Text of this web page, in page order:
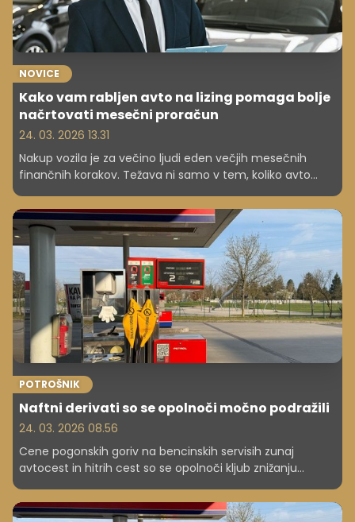
NOVICE
Kako vam rabljen avto na lizing pomaga bolje
načrtovati mesečni proračun
24. 03. 2026 13.31
Nakup vozila je za večino ljudi eden večjih mesečnih
finančnih korakov. Težava ni samo v tem, koliko avto
stane ob nakupu, ampak predvsem v tem, kako bo
vplival na proračun še mesece ali leta pozneje. Prav zato
se veliko kupcev ne odloča več samo med tem, kateri
model izbrati, ampak tudi med tem, kako vozilo
financirati na način, ki je dolgoročno vzdržen.
POTROŠNIK
Naftni derivati so se opolnoči močno podražili
24. 03. 2026 08.56
Cene pogonskih goriv na bencinskih servisih zunaj
avtocest in hitrih cest so se opolnoči kljub znižanju
dajatev občutno zvišale.